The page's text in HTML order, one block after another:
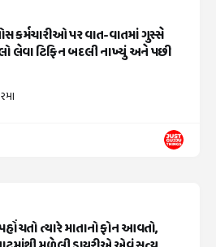
કર્મચારીઓ પર વાત-વાતમાં ગુસ્સે
લેવા ટિફિન બદલી નાખ્યું અને પછી
ત્યારે માતાનો ફોન આવતો,